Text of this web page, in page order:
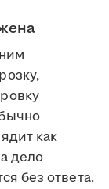
как
дело
без ответа.